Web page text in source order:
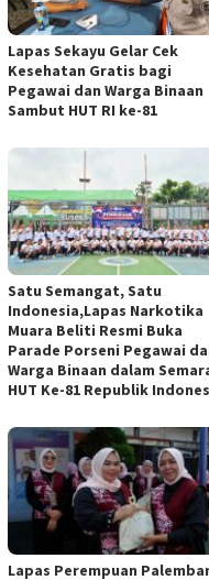
Lapas Sekayu Gelar Cek
Kesehatan Gratis bagi
Pegawai dan Warga Binaan
Sambut HUT RI ke-81
Satu Semangat, Satu
Indonesia,Lapas Narkotika
Muara Beliti Resmi Buka
Parade Porseni Pegawai
Warga Binaan dalam
HUT Ke-81 Republik
Lapas Perempuan